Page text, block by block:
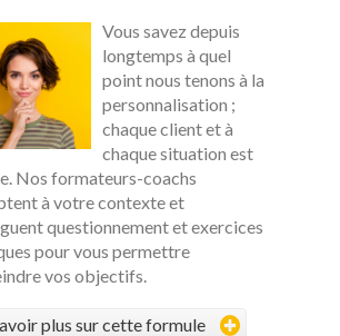
Vous savez depuis
longtemps à quel
point nous tenons à la
personnalisation ;
chaque client et à
chaque situation est
Nos formateurs-coachs
à votre contexte et
questionnement et exercices
pour vous permettre
vos objectifs.
plus sur cette formule